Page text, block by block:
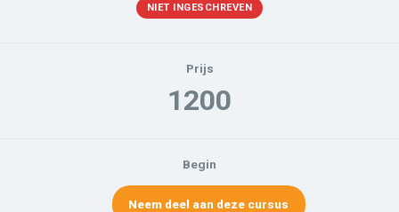
NIET INGESCHREVEN
Prijs
1200
Begin
Neem deel aan deze cursus